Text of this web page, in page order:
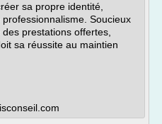
sa propre identité,
Soucieux
prestations offertes,
sa réussite au maintien